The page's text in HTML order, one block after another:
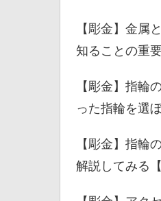
【彫金】金属
知ることの重
【彫金】指輪
った指輪を選
【彫金】指輪
解説してみる